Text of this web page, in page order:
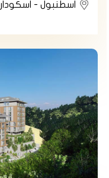
أهم المعالم
اسطنبول - اسكودار